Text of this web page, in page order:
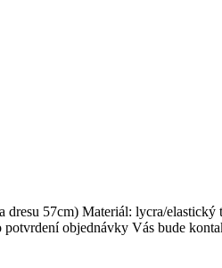
57cm) Materiál: lycra/elastický
objednávky Vás bude